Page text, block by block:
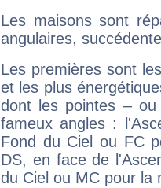
Les maisons sont
angulaires,
Les premières sont
et les plus
dont les pointes –
fameux angles :
Fond du Ciel ou FC
DS, en face de
du Ciel ou MC pour la